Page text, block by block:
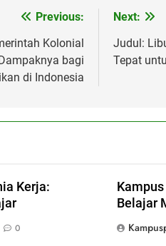
Previous:
Kolonial
bagi
di Indonesia
Next:
Judul:
Tepat
Kerja:
0
Belajar